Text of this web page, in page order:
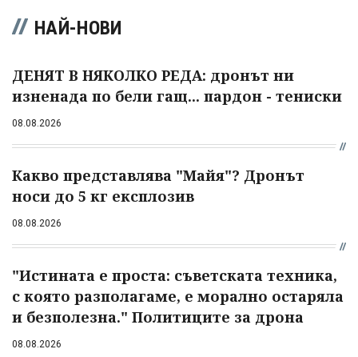
НАЙ-НОВИ
ДЕНЯТ В НЯКОЛКО РЕДА: дронът ни
изненада по бели гащ... пардон - тениски
08.08.2026
Какво представлява "Майя"? Дронът
носи до 5 кг експлозив
08.08.2026
"Истината е проста: съветската техника,
с която разполагаме, е морално остаряла
и безполезна." Политиците за дрона
08.08.2026